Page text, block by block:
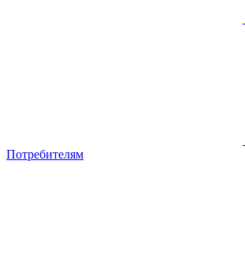
Потребителям